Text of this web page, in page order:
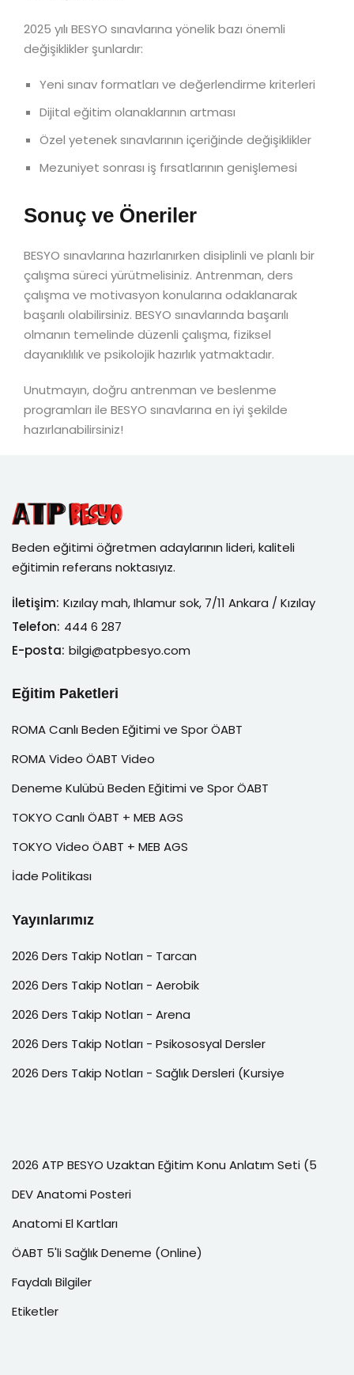
2025 yılı BESYO sınavlarına yönelik bazı önemli
değişiklikler şunlardır:
Yeni sınav formatları ve değerlendirme kriterleri
Dijital eğitim olanaklarının artması
Özel yetenek sınavlarının içeriğinde değişiklikler
Mezuniyet sonrası iş fırsatlarının genişlemesi
Sonuç ve Öneriler
BESYO sınavlarına hazırlanırken disiplinli ve planlı bir
çalışma süreci yürütmelisiniz. Antrenman, ders
çalışma ve motivasyon konularına odaklanarak
başarılı olabilirsiniz. BESYO sınavlarında başarılı
olmanın temelinde düzenli çalışma, fiziksel
dayanıklılık ve psikolojik hazırlık yatmaktadır.
Unutmayın, doğru antrenman ve beslenme
programları ile BESYO sınavlarına en iyi şekilde
hazırlanabilirsiniz!
Beden eğitimi öğretmen adaylarının lideri, kaliteli
eğitimin referans noktasıyız.
İletişim: Kızılay mah, Ihlamur sok, 7/11 Ankara / Kızılay
Telefon: 444 6 287
E-posta: bilgi@atpbesyo.com
Eğitim Paketleri
ROMA Canlı Beden Eğitimi ve Spor ÖABT
ROMA Video ÖABT Video
Deneme Kulübü Beden Eğitimi ve Spor ÖABT
TOKYO Canlı ÖABT + MEB AGS
TOKYO Video ÖABT + MEB AGS
İade Politikası
Yayınlarımız
2026 Ders Takip Notları - Tarcan
2026 Ders Takip Notları - Aerobik
2026 Ders Takip Notları - Arena
2026 Ders Takip Notları - Psikososyal Dersler
2026 Ders Takip Notları - Sağlık Dersleri (Kursiye
2026 ATP BESYO Uzaktan Eğitim Konu Anlatım Seti (5
DEV Anatomi Posteri
Anatomi El Kartları
ÖABT 5'li Sağlık Deneme (Online)
Faydalı Bilgiler
Etiketler